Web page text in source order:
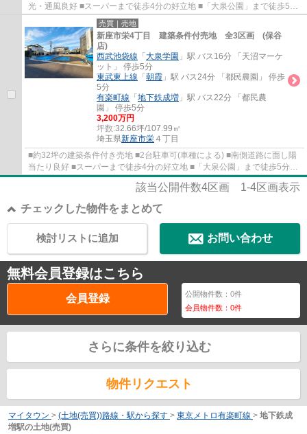
光・通風良好 ■スーパーまで徒歩4分の好立地 ■「大泉公園」まで徒歩5分
の緑豊かな住宅地
売買｜売地
新座市栄4丁目 建築条件付売地 全3区画 (保谷
店)
西武池袋線 「 大泉学園 」駅 バス16分 「天沼マーケ
ット」 停歩5分
東武東上線 「 朝霞 」駅 バス24分 「都民農園」 停歩
5分
有楽町線 「 地下鉄成増 」駅 バス22分 「都民農
園」 停歩5分
3,200万円
坪数:32.66坪/107.99㎡
埼玉県新座市栄 ４丁目
■約32坪の建築条件付き売地 ■2台駐車可(車種による) ■南側道路に面し陽
当たり良好 ■スーパーまで徒歩4分の好立地 ■「大泉公園」まで徒歩5分の
緑豊かな住宅地
該当公開件数4区画 1-4区画表示
チェックした物件をまとめて
お問い合わせ
検討リストに追加
無料会員登録はこちら
会員登録 公開物件数：0件
会員物件数：0件
さらに条件を絞り込む
物件リクエスト
マイタウン > (土地(売買))路線・駅から探す > 東京メトロ有楽町線 > 地下鉄成
増駅の土地(売買)